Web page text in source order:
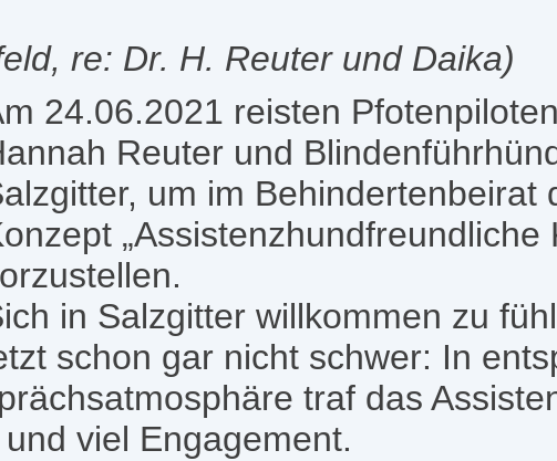
re: Dr. H. Reuter und Daika)
24.06.2021 reisten
Reuter und
um im Behindertenbeirat
„Assistenzhundfreundliche
in Salzgitter willkommen zu
schon gar nicht schwer: In
traf das
viel Engagement.